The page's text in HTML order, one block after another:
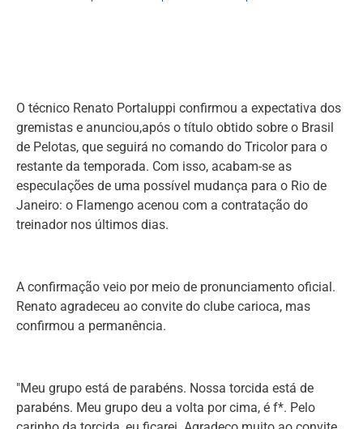
O técnico Renato Portaluppi confirmou a expectativa dos
gremistas e anunciou,após o título obtido sobre o Brasil
de Pelotas, que seguirá no comando do Tricolor para o
restante da temporada. Com isso, acabam-se as
especulações de uma possível mudança para o Rio de
Janeiro: o Flamengo acenou com a contratação do
treinador nos últimos dias.
A confirmação veio por meio de pronunciamento oficial.
Renato agradeceu ao convite do clube carioca, mas
confirmou a permanência.
"Meu grupo está de parabéns. Nossa torcida está de
parabéns. Meu grupo deu a volta por cima, é f*. Pelo